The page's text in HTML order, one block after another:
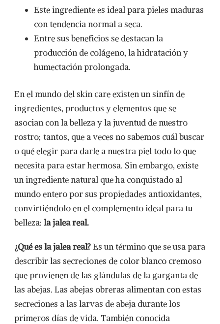
EL
ESTRELLA
EN
TU
RUTINA
Este ingrediente es ideal para pieles maduras
con tendencia normal a seca.
Entre sus beneficios se destacan la
producción de colágeno, la hidratación y
humectación prolongada.
En el mundo del skin care existen un sinfín de
ingredientes, productos y elementos que se
asocian con la belleza y la juventud de nuestro
rostro; tantos, que a veces no sabemos cuál buscar
o qué elegir para darle a nuestra piel todo lo que
necesita para estar hermosa. Sin embargo, existe
un ingrediente natural que ha conquistado al
mundo entero por sus propiedades antioxidantes,
convirtiéndolo en el complemento ideal para tu
belleza: la jalea real.
¿Qué es la jalea real?Es un término que se usa para
describir las secreciones de color blanco cremoso
que provienen de las glándulas de la garganta de
las abejas. Las abejas obreras alimentan con estas
secreciones a las larvas de abeja durante los
primeros días de vida. También conocida